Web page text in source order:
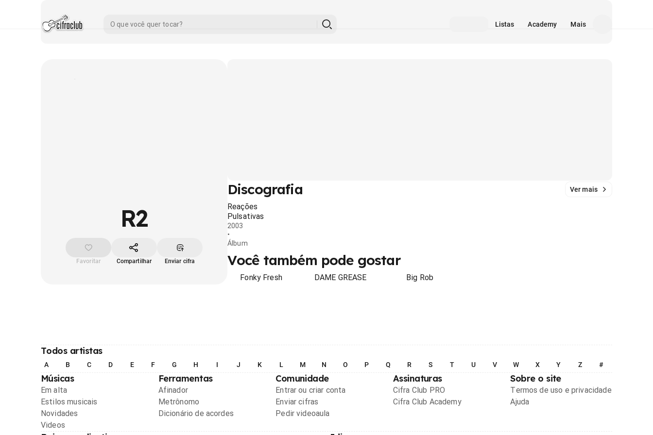
Listas Academy Mais
R2
Favoritar Compartilhar Enviar cifra
Discografia Ver mais
Reações
Pulsativas
2003
•
Álbum
Você também pode gostar
Fonky Fresh DAME GREASE Big Rob
Todos artistas
A B C D E F G H I J K L M N O P Q R S T U V W X Y Z #
Músicas
Em alta
Estilos musicais
Novidades
Videos
Ferramentas
Afinador
Metrônomo
Dicionário de acordes
Comunidade
Entrar ou criar conta
Enviar cifras
Pedir videoaula
Assinaturas
Cifra Club PRO
Cifra Club Academy
Sobre o site
Termos de uso e privacidade
Ajuda